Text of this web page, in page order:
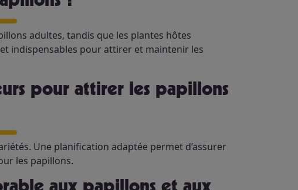
adultes, tandis que les plantes hôtes
indispensables pour attirer et maintenir les
Une planification adaptée permet d’assurer
les papillons.